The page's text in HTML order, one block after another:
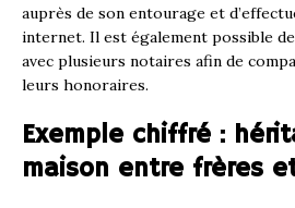
auprès de son entourage et
internet. Il est également possible
avec plusieurs notaires afin de
leurs honoraires.
Exemple chiffré :
maison entre frères